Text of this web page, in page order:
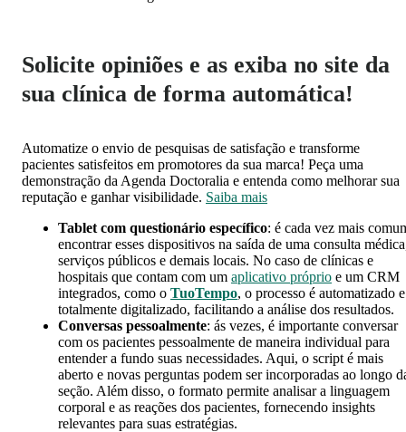
Solicite opiniões e as exiba no site da
sua clínica de forma automática!
Automatize o envio de pesquisas de satisfação e transforme
pacientes satisfeitos em promotores da sua marca! Peça uma
demonstração da Agenda Doctoralia e entenda como melhorar sua
reputação e ganhar visibilidade. Saiba mais
Tablet com questionário específico: é cada vez mais
encontrar esses dispositivos na saída de uma consulta
serviços públicos e demais locais. No caso de clínicas e
hospitais que contam com um aplicativo próprio e um CRM
integrados, como o TuoTempo, o processo é automatizado e
totalmente digitalizado, facilitando a análise dos resultados.
Conversas pessoalmente: ás vezes, é importante conversar
com os pacientes pessoalmente de maneira individual para
entender a fundo suas necessidades. Aqui, o script é mais
aberto e novas perguntas podem ser incorporadas ao longo
seção. Além disso, o formato permite analisar a linguagem
corporal e as reações dos pacientes, fornecendo insights
relevantes para suas estratégias.